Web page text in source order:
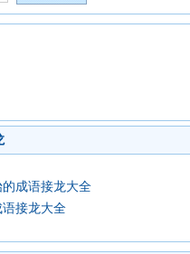
成语接龙大全
接龙大全